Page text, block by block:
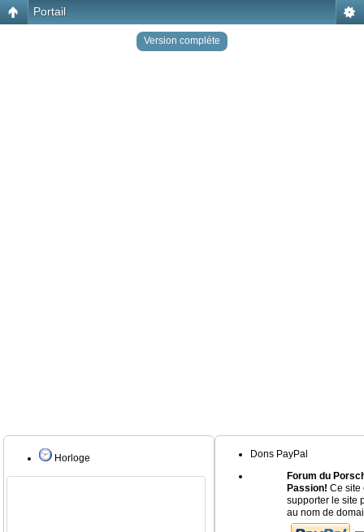
Portail
Version compléte
Horloge
Dons PayPal
Forum du
Passion! Ce site
supporter le site
au nom de